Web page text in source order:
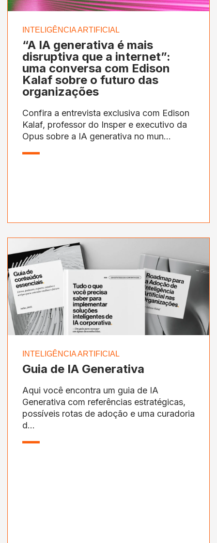
INTELIGÊNCIA ARTIFICIAL
“A IA generativa é mais
disruptiva que a internet”:
uma conversa com Edison
Kalaf sobre o futuro das
organizações
Confira a entrevista exclusiva com Edison
Kalaf, professor do Insper e executivo da
Opus sobre a IA generativa no mun...
INTELIGÊNCIA ARTIFICIAL
Guia de IA Generativa
Aqui você encontra um guia de IA
Generativa com referências estratégicas,
possíveis rotas de adoção e uma curadoria
d...